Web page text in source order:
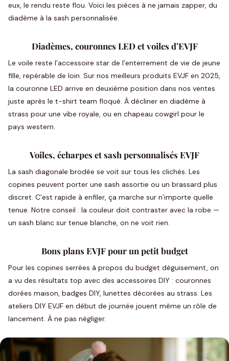
eux, le rendu reste flou. Voici les pièces à ne jamais zapper, du
diadème à la sash personnalisée.
Diadèmes, couronnes LED et voiles d’EVJF
Le voile reste l’accessoire star de l’enterrement de vie de jeune
fille, repérable de loin. Sur nos meilleurs produits EVJF en 2025,
la couronne LED arrive en deuxième position dans nos ventes
juste après le t-shirt team floqué. À décliner en diadème à
strass pour une vibe royale, ou en chapeau cowgirl pour le
pays western.
Voiles, écharpes et sash personnalisés EVJF
La sash diagonale brodée se voit sur tous les clichés. Les
copines peuvent porter une sash assortie ou un brassard plus
discret. C’est rapide à enfiler, ça marche sur n’importe quelle
tenue. Notre conseil : la couleur doit contraster avec la robe —
un sash blanc sur tenue blanche, on ne voit rien.
Bons plans EVJF pour un petit budget
Pour les copines serrées à propos du budget déguisement, on
a vu des résultats top avec des accessoires DIY : couronnes
dorées maison, badges DIY, lunettes décorées au strass. Les
ateliers DIY EVJF en début de journée jouent même un rôle de
lancement. À ne pas négliger.